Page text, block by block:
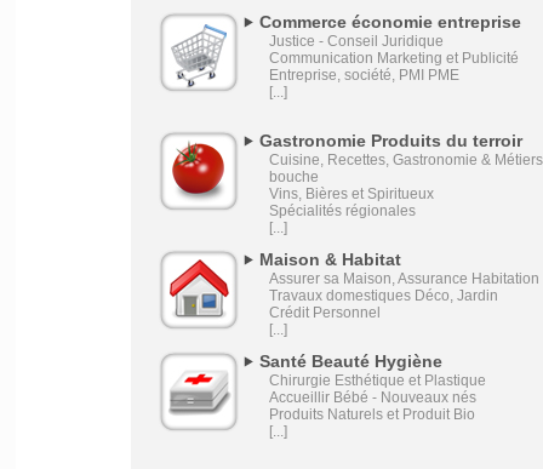
Commerce économie entreprise
Justice - Conseil Juridique
Communication Marketing et Publicité
Entreprise, société, PMI PME
[...]
Gastronomie Produits du terroir
Cuisine, Recettes, Gastronomie &
bouche
Vins, Bières et Spiritueux
Spécialités régionales
[...]
Maison & Habitat
Assurer sa Maison, Assurance Habitation
Travaux domestiques Déco, Jardin
Crédit Personnel
[...]
Santé Beauté Hygiène
Chirurgie Esthétique et Plastique
Accueillir Bébé - Nouveaux nés
Produits Naturels et Produit Bio
[...]